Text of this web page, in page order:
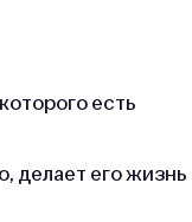
есть
делает его жизнь